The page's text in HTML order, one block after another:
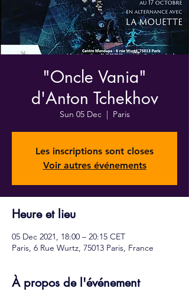
"Oncle Vania"
d'Anton Tchekhov
Sun 05 Dec
  |
Paris
Les inscriptions sont closes
Voir autres événements
Heure et lieu
05 Dec 2021, 18:00 – 20:15 CET
Paris, 6 Rue Wurtz, 75013 Paris, France
À propos de l'événement